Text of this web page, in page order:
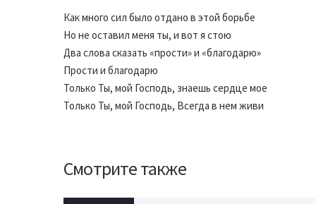
Как много сил было отдано в этой борьбе
Но не оставил меня ты, и вот я стою
Два слова сказать «прости» и «благодарю»
Прости и благодарю
Только Ты, мой Господь, знаешь сердце мое
Только Ты, мой Господь, Всегда в нем живи
Смотрите также